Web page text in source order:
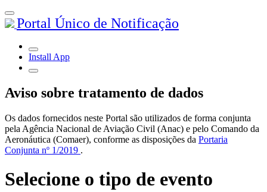
Portal Único de Notificação
Install App
Aviso sobre tratamento de dados
Os dados fornecidos neste Portal são utilizados de forma conjunta
pela Agência Nacional de Aviação Civil (Anac) e pelo Comando da
Aeronáutica (Comaer), conforme as disposições da Portaria
Conjunta nº 1/2019 .
Selecione o tipo de evento